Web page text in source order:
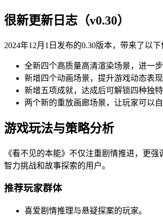
很新更新日志（v0.30）
2024年12月1日发布的0.30版本，带来了以下
全新四个高质量高清渲染场景，进一步
新增四个动画场景，提升游戏动态表现
新增五项成就，达成后可解锁四种独特
两个新的重放画廊场景，让玩家可以
游戏玩法与策略分析
《看不见的本能》不仅注重剧情推进，更
智力挑战和故事探索的用户。
推荐玩家群体
喜爱剧情推理与悬疑探案的玩家。